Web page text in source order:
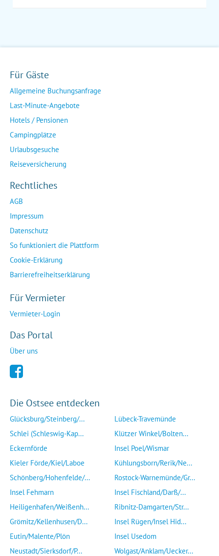
Für Gäste
Allgemeine Buchungsanfrage
Last-Minute-Angebote
Hotels / Pensionen
Campingplätze
Urlaubsgesuche
Reiseversicherung
Rechtliches
AGB
Impressum
Datenschutz
So funktioniert die Plattform
Cookie-Erklärung
Barrierefreiheitserklärung
Für Vermieter
Vermieter-Login
Das Portal
Über uns
Die Ostsee entdecken
Glücksburg/Steinberg/...
Schlei (Schleswig-Kap...
Eckernförde
Kieler Förde/Kiel/Laboe
Schönberg/Hohenfelde/...
Insel Fehmarn
Heiligenhafen/Weißenh...
Grömitz/Kellenhusen/D...
Eutin/Malente/Plön
Neustadt/Sierksdorf/P...
Lübeck-Travemünde
Klützer Winkel/Bolten...
Insel Poel/Wismar
Kühlungsborn/Rerik/Ne...
Rostock-Warnemünde/Gr...
Insel Fischland/Darß/...
Ribnitz-Damgarten/Str...
Insel Rügen/Insel Hid...
Insel Usedom
Wolgast/Anklam/Uecker...